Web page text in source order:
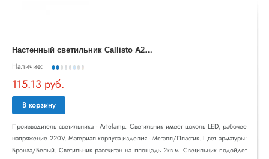
Н
астенный светильник Callisto A2828AP-1AB
Наличие:
115.13 руб.
В корзину
Производитель светильника - Artelamp. Светильник имеет цоколь LED, рабочее
напряжение 220V. Материал корпуса изделия - Металл/Пластик. Цвет арматуры:
Бронза/Белый. Светильник рассчитан на площадь 2кв.м. Светильник подойдет